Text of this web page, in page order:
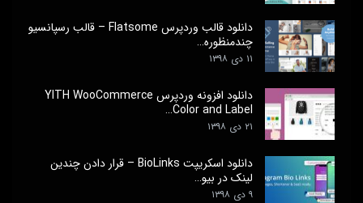
دانلود قالب وردپرس Flatsome – قالب رسپانسیو
چندمنظوره…
۱۱ دی ۱۳۹۸
دانلود افزونه وردپرس YITH WooCommerce
Color and Label…
۲۱ دی ۱۳۹۸
دانلود اسکریپت BioLinks – قرار دادن چندین
لینک در بیو…
۹ دی ۱۳۹۸